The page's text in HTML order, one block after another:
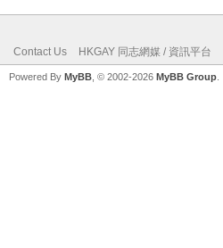
Contact Us HKGAY 同志網媒 / 資訊平台
Powered By MyBB , © 2002-2026 MyBB Group